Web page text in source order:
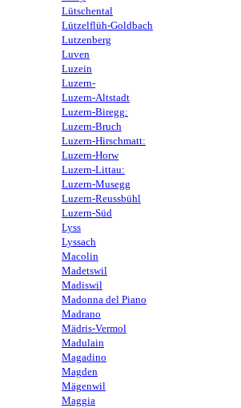
Lütschental
Lützelflüh-Goldbach
Lutzenberg
Luven
Luzein
Luzern-
Luzern-Altstadt
Luzern-Biregg:
Luzern-Bruch
Luzern-Hirschmatt:
Luzern-Horw
Luzern-Littau:
Luzern-Musegg
Luzern-Reussbühl
Luzern-Süd
Lyss
Lyssach
Macolin
Madetswil
Madiswil
Madonna del Piano
Madrano
Mädris-Vermol
Madulain
Magadino
Magden
Mägenwil
Maggia